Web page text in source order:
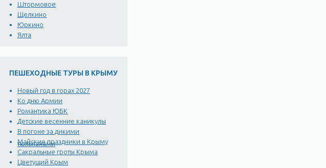
Штормовое
Щелкино
Юркино
Ялта
ПЕШЕХОДНЫЕ ТУРЫ В КРЫМУ
Новый год в горах 2027
Ко дню Армии
Романтика ЮБК
Детские весенние каникулы
В погоне за дикими
тюльпанами
Майские праздники в Крыму
Сакральные гроты Крыма
Цветущий Крым